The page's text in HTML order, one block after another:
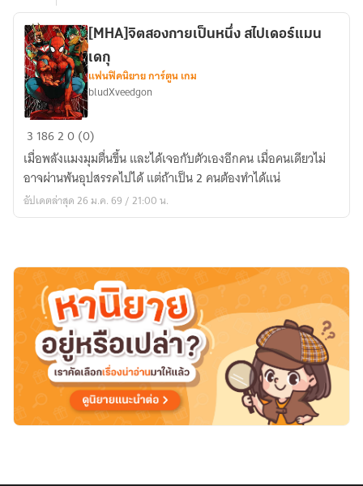
[MHA]จิต
สอง
กาย
เป็น
หนึ่ง
เด
อร์
แมน
เดกุ
[MHA]จิตสองกายเป็นหนึ่ง สไปเดอร์แมน
เดกุ
แฟนฟิคนิยาย การ์ตูน เกม
bludXveedgon
3 18620 (0)
เมื่อพลังแมงมุมตื่นขึ้น และได้เจอกับตัวเองอีกคน เมื่อคนเดียวไม่
อาจผ่านพ้นอุปสรรคไปได้ แต่ถ้าเป็น 2 คนต้องทำได้แน่
อัปเดตล่าสุด 26 ม.ค. 69 / 21:00 น.